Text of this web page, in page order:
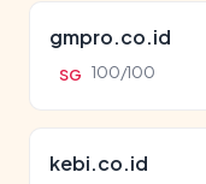
gmpro.co.id
SG 100/100
kebi.co.id